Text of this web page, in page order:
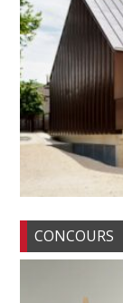
CONCOURS